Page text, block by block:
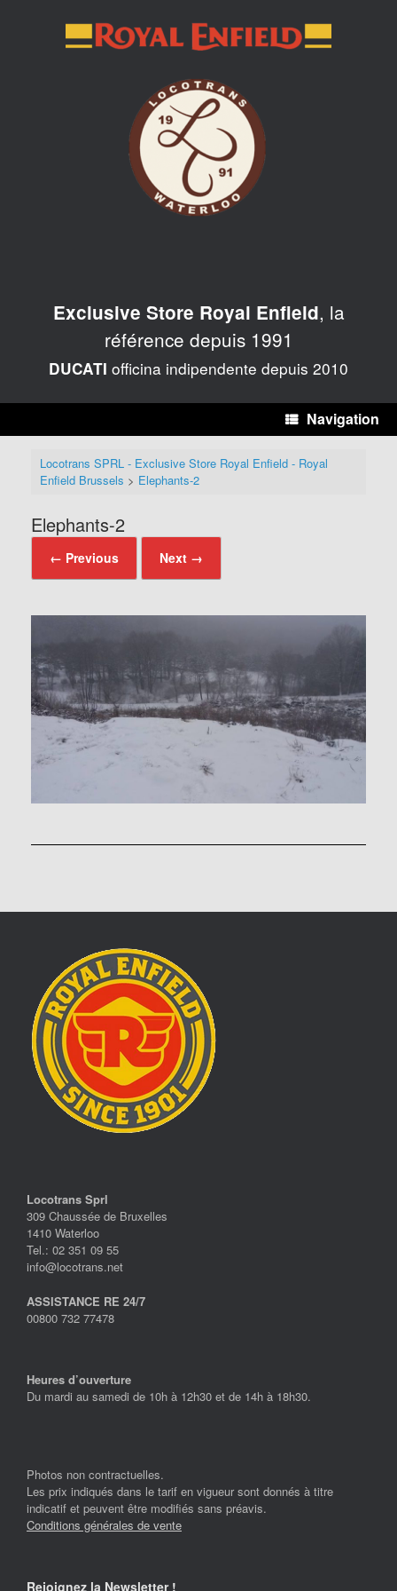
Exclusive Store Royal Enfield, la
référence depuis 1991
DUCATI officina indipendente depuis 2010
Navigation
Locotrans SPRL - Exclusive Store Royal Enfield - Royal
Enfield Brussels > Elephants-2
Elephants-2
← Previous Next →
Locotrans Sprl
309 Chaussée de Bruxelles
1410 Waterloo
Tel.: 02 351 09 55
info@locotrans.net
ASSISTANCE RE 24/7
00800 732 77478
Heures d’ouverture
Du mardi au samedi de 10h à 12h30 et de 14h à 18h30.
Photos non contractuelles.
Les prix indiqués dans le tarif en vigueur sont donnés à titre
indicatif et peuvent être modifiés sans préavis.
Conditions générales de vente
Rejoignez la Newsletter !